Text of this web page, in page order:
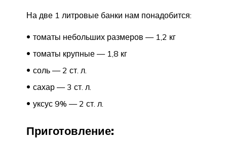
На две 1 литровые банки нам понадобится:
томаты небольших размеров — 1,2 кг
томаты крупные — 1,8 кг
соль — 2 ст. л.
сахар — 3 ст. л.
уксус 9% — 2 ст. л.
Приготовление: